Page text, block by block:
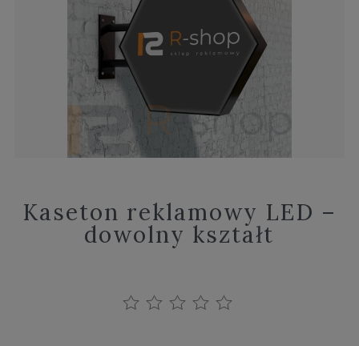
Kaseton reklamowy LED –
dowolny kształt